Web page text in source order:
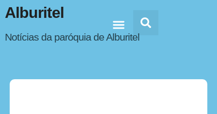
Alburitel
Notícias da paróquia de Alburitel